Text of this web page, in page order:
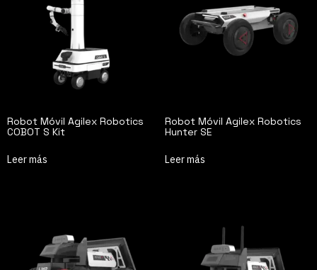
Robot Móvil Agilex Robotics
COBOT S Kit
Leer más
Robot Móvil Agilex Robotics
Hunter SE
Leer más